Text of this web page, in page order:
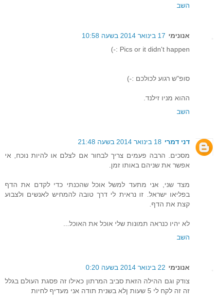
השב
אנונימי 17 בינואר 2014 בשעה 10:58
Pics or it didn't happen :-)
סופ"ש רגוע לכולכם :-)
ההוא מניו זילנד.
השב
דני דמרי 18 בינואר 2014 בשעה 21:48
מסכים. הרבה פעמים צריך לבחור אם לצלם או להיות נוכח, אי
אפשר את שניהם באותו זמן.
מצד שני, אני מתעד למשל אוכל שהכנתי כדי לקדם את הדף
בפליאו ישראל. זו נראית לי דרך טובה להמחיש לאנשים ולצבוע
קצת את הדף.
לא יהיו כנראה תמונות שלי אוכל את האוכל...
השב
אנונימי 22 בינואר 2014 בשעה 0:20
צודק וגם ההילה הזאת סביב המרתון כאילו זה פסגת העולם בגלל
זה זה לקח לי 5 שעות ןלא בשנית תודה אני מעדיף לחיות